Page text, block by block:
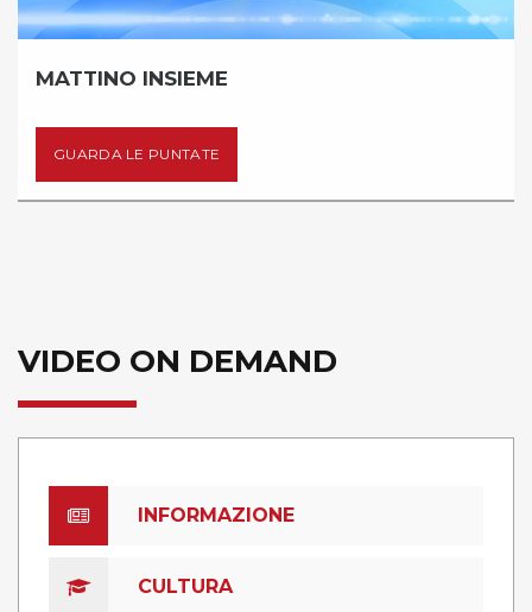
MATTINO INSIEME
GUARDA LE PUNTATE
VIDEO ON DEMAND
INFORMAZIONE
CULTURA